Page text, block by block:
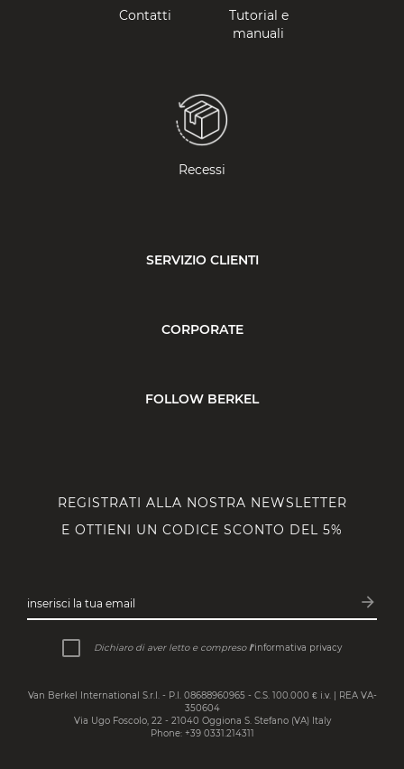
Contatti
Tutorial e
manuali
Recessi
SERVIZIO CLIENTI
CORPORATE
FOLLOW BERKEL
REGISTRATI ALLA NOSTRA NEWSLETTER
E OTTIENI UN CODICE SCONTO DEL 5%
inserisci la tua email arrow_forward
Dichiaro di aver letto e compreso l’informativa privacy
Van Berkel International S.r.l. - P.I. 08688960965 - C.S. 100.000 € i.v. | REA VA-
350604
Via Ugo Foscolo, 22 - 21040 Oggiona S. Stefano (VA) Italy
Phone: +39 0331.214311